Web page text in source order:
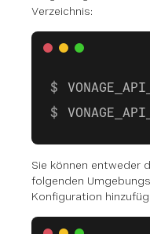
Verzeichnis:
Sie können entweder
folgenden
Konfiguration